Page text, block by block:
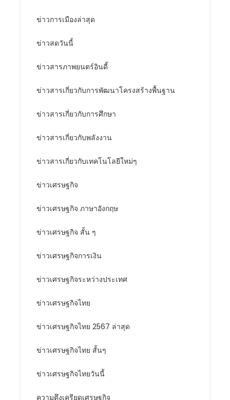
ข่าวการเมืองล่าสุด
ข่าวสดวันนี้
ข่าวสารภาพยนตร์อินดี้
ข่าวสารเกี่ยวกับการพัฒนาโครงสร้างพื้นฐาน
ข่าวสารเกี่ยวกับการศึกษา
ข่าวสารเกี่ยวกับพลังงาน
ข่าวสารเกี่ยวกับเทคโนโลยีใหม่ๆ
ข่าวเศรษฐกิจ
ข่าวเศรษฐกิจ ภาษาอังกฤษ
ข่าวเศรษฐกิจ สั้น ๆ
ข่าวเศรษฐกิจการเงิน
ข่าวเศรษฐกิจระหว่างประเทศ
ข่าวเศรษฐกิจไทย
ข่าวเศรษฐกิจไทย 2567 ล่าสุด
ข่าวเศรษฐกิจไทย สั้นๆ
ข่าวเศรษฐกิจไทยวันนี้
ความตึงเครียดเศรษฐกิจ